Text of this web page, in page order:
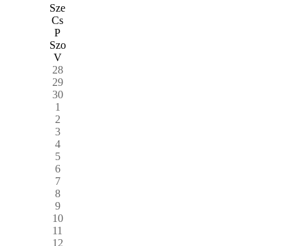
Sze
Cs
P
Szo
V
28
29
30
1
2
3
4
5
6
7
8
9
10
11
12